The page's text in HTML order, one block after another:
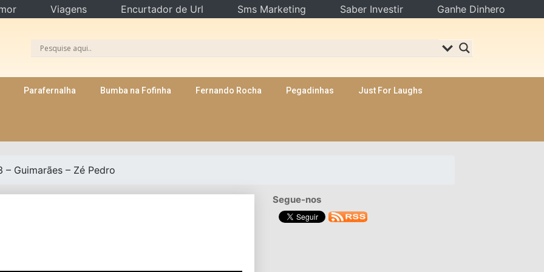
Parafernalha Bumba na Fofinha Fernando Rocha Pegadinhas Just For Laughs
– Guimarães – Zé Pedro
Segue-nos
Viagens Encurtador de Url Sms Marketing Saber Investir Ganhe Dinhero